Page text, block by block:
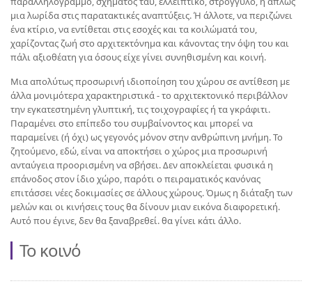
μια λωρίδα στις παρατακτικές αναπτύξεις. Ή άλλοτε, να περιζώνει
ένα κτίριο, να εντίθεται στις εσοχές και τα κοιλώματά του,
χαρίζοντας ζωή στο αρχιτεκτόνημα και κάνοντας την όψη του και
πάλι αξιοθέατη για όσους είχε γίνει συνηθισμένη και κοινή.
Μια απολύτως προσωρινή ιδιοποίηση του χώρου σε αντίθεση με
άλλα μονιμότερα χαρακτηριστικά - το αρχιτεκτονικό περιβάλλον
την εγκατεστημένη γλυπτική, τις τοιχογραφίες ή τα γκράφιτι.
Παραμένει στο επίπεδο του συμβαίνοντος και μπορεί να
παραμείνει (ή όχι) ως γεγονός μόνον στην ανθρώπινη μνήμη. Το
ζητούμενο, εδώ, είναι να αποκτήσει ο χώρος μια προσωρινή
ανταύγεια προορισμένη να σβήσει. Δεν αποκλείεται φυσικά η
επάνοδος στον ίδιο χώρο, παρότι ο πειραματικός κανόνας
επιτάσσει νέες δοκιμασίες σε άλλους χώρους. Όμως η διάταξη των
μελών και οι κινήσεις τους θα δίνουν μιαν εικόνα διαφορετική.
Αυτό που έγινε, δεν θα ξαναβρεθεί. θα γίνει κάτι άλλο.
Το κοινό